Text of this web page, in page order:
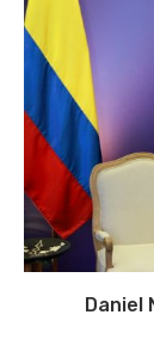
Daniel